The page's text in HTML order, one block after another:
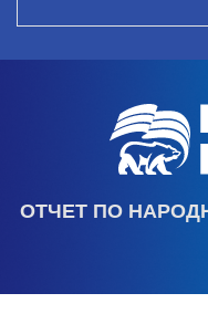
ОТЧЕТ ПО